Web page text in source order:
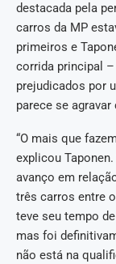
destacada pela
carros da MP
primeiros e
corrida principal
prejudicados por
parece se
“O mais que
explicou
avanço em
três carros entre
teve seu tempo
mas foi
não está na